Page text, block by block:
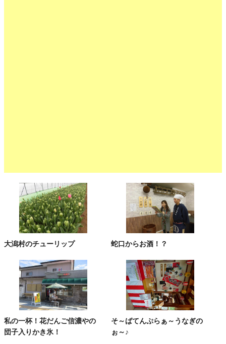
大潟村のチューリップ 蛇口からお酒！？
私の一杯！花だんご信濃やの
団子入りかき氷！
そ～ばてんぷらぁ～うなぎの
ぉ～♪